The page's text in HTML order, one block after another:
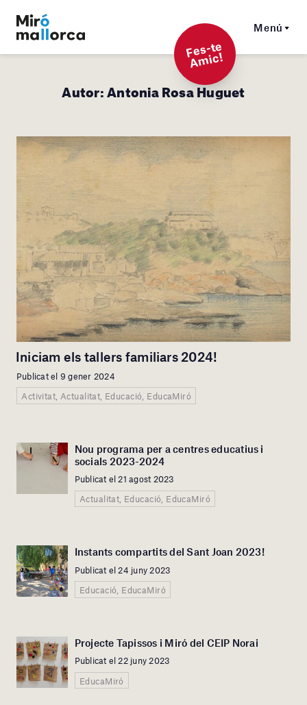
Menú
F
es-t
e
A
mi
c!
Autor:Antonia Rosa Huguet
Iniciam els tallers familiars 2024!
Publicat el 9 gener 2024
Activitat, Actualitat, Educació, EducaMiró
Nou programa per a centres educatius i
socials 2023-2024
Publicat el 21 agost 2023
Actualitat, Educació, EducaMiró
Instants compartits del Sant Joan 2023!
Publicat el 24 juny 2023
Educació, EducaMiró
Projecte Tapissos i Miró del CEIP Norai
Publicat el 22 juny 2023
EducaMiró